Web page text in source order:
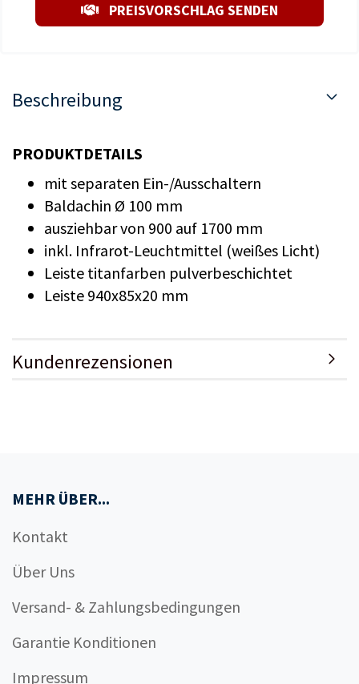
PREISVORSCHLAG SENDEN
Beschreibung
PRODUKTDETAILS
mit separaten Ein-/Ausschaltern
Baldachin Ø 100 mm
ausziehbar von 900 auf 1700 mm
inkl. Infrarot-Leuchtmittel (weißes Licht)
Leiste titanfarben pulverbeschichtet
Leiste 940x85x20 mm
Kundenrezensionen
MEHR ÜBER...
Kontakt
Über Uns
Versand- & Zahlungsbedingungen
Garantie Konditionen
Impressum